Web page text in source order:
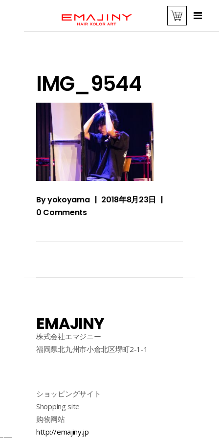
IMG_9544
Byyokoyama
2018年8月23日
0 Comments
EMAJINY
株式会社エマジニー
福岡県北九州市小倉北区堺町2-1-1
ショッピングサイト
Shopping site
购物网站
http://emajiny.jp